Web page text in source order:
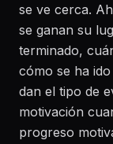
se ve cerca.
se ganan su
terminado,
cómo se ha
dan el tipo de
motivación
progreso